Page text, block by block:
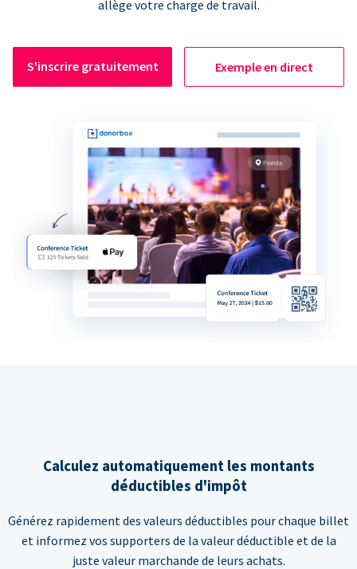
allège votre charge de travail.
S'inscrire gratuitement Exemple en direct
Calculez automatiquement les montants
déductibles d'impôt
Générez rapidement des valeurs déductibles pour chaque billet
et informez vos supporters de la valeur déductible et de la
juste valeur marchande de leurs achats.